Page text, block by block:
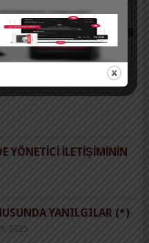
VE ACIMASIZ YAPAR
YÖNETICI İLETIŞIMININ
YANILGILAR (*)
2025